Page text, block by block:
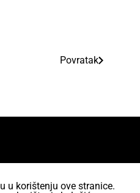
Povratak
u korištenju ove stranice.